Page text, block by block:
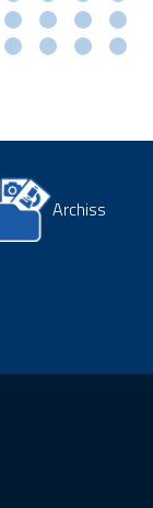
Archiss